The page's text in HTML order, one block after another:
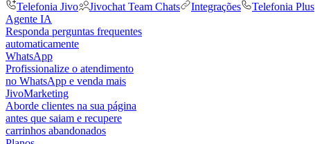
Telefonia Jivo
Jivochat Team Chats Integrações Telefonia Plus
Agente IA
Responda perguntas frequentes
automaticamente
WhatsApp
Profissionalize o atendimento
no WhatsApp e venda mais
JivoMarketing
Aborde clientes na sua página
antes que saiam e recupere
carrinhos abandonados